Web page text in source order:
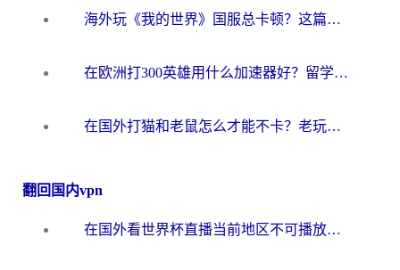
海外玩《我的世界》国服总卡顿？这篇我的世界游戏加速器指南帮你解决所有问题
在欧洲打300英雄用什么加速器好？留学生亲测有效的解决方案来了
在国外打猫和老鼠怎么才能不卡？老玩家亲测的终极加速指南
翻回国内vpn
在国外看世界杯直播当前地区不可播放？海外党必看的回国加速全攻略